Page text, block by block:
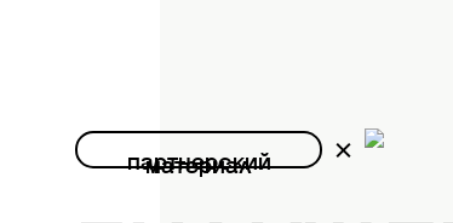
партнерский
материал